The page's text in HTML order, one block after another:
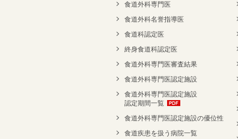
食道外科専門医
食道外科名誉指導医
食道科認定医
終身食道科認定医
食道外科専門医審査結果
食道外科専門医認定施設
食道外科専門医認定施設
認定期間一覧
食道外科専門医認定施設の優位性
食道疾患を扱う病院一覧